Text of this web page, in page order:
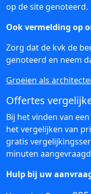
op de site genoteerd.
Ook vermelding op
Zorg dat de kvk de
genoteerd en neem
Groeien als
Offertes
Bij het vinden van
het vergelijken van
gratis
minuten
Hulp bij uw